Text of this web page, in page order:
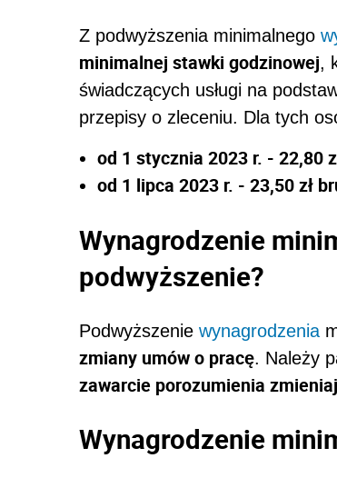
Z podwyższenia minimalnego
minimalnej stawki godzinowej,
świadczących usługi na
przepisy o zleceniu. Dla tych
od 1 stycznia 2023 r. - 22,80
od 1 lipca 2023 r. - 23,50 zł
Wynagrodzenie
podwyższenie?
Podwyższenie wynagrodzenia
zmiany umów o pracę. Należy
zawarcie porozumienia
Wynagrodzenie